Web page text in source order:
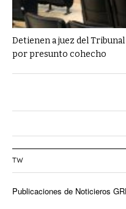
Detienen a juez del
por presunto cohecho
TW
Publicaciones de Noticieros